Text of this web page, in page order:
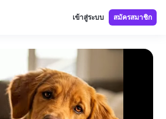
เข้าสู่ระบบ สมัครสมาชิก